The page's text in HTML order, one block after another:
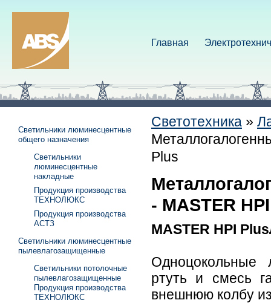
Главная
Светотехника »
Plus
- MASTER
MASTER HPI
Одноцокольные
ртуть и смесь
внешнюю колбу из
Светильники люминесцентные
общего назначения
Светильники
люминесцентные
накладные
Продукция производства
ТЕХНОЛЮКС
Продукция производства
АСТЗ
Светильники люминесцентные
пылевлагозащищенные
Светильники потолочные
пылевлагозащищенные
Продукция производства
ТЕХНОЛЮКС